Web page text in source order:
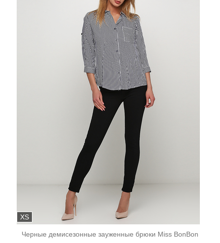
XS
Черные демисезонные зауженные брюки Miss BonBon